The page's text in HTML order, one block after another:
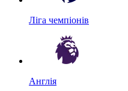
Ліга чемпіонів
Англія